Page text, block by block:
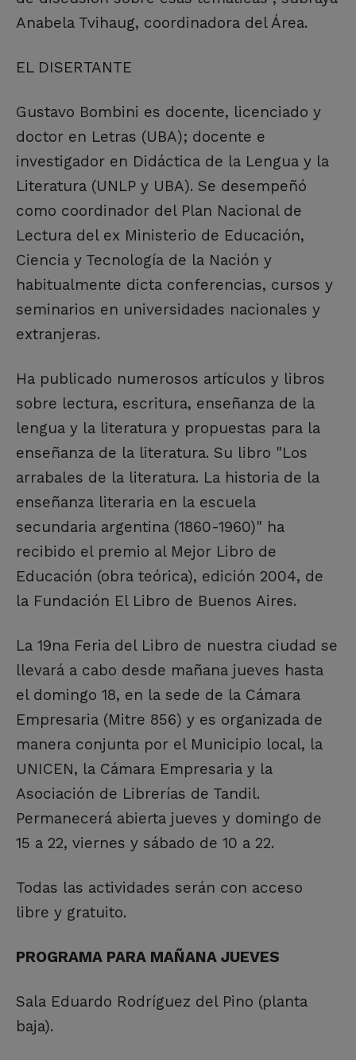
Anabela Tvihaug, coordinadora del Área.
EL DISERTANTE
Gustavo Bombini es docente, licenciado y
doctor en Letras (UBA); docente e
investigador en Didáctica de la Lengua y la
Literatura (UNLP y UBA). Se desempeñó
como coordinador del Plan Nacional de
Lectura del ex Ministerio de Educación,
Ciencia y Tecnología de la Nación y
habitualmente dicta conferencias, cursos y
seminarios en universidades nacionales y
extranjeras.
Ha publicado numerosos artículos y libros
sobre lectura, escritura, enseñanza de la
lengua y la literatura y propuestas para la
enseñanza de la literatura. Su libro "Los
arrabales de la literatura. La historia de la
enseñanza literaria en la escuela
secundaria argentina (1860-1960)" ha
recibido el premio al Mejor Libro de
Educación (obra teórica), edición 2004, de
la Fundación El Libro de Buenos Aires.
La 19na Feria del Libro de nuestra ciudad se
llevará a cabo desde mañana jueves hasta
el domingo 18, en la sede de la Cámara
Empresaria (Mitre 856) y es organizada de
manera conjunta por el Municipio local, la
UNICEN, la Cámara Empresaria y la
Asociación de Librerías de Tandil.
Permanecerá abierta jueves y domingo de
15 a 22, viernes y sábado de 10 a 22.
Todas las actividades serán con acceso
libre y gratuito.
PROGRAMA PARA MAÑANA JUEVES
Sala Eduardo Rodríguez del Pino (planta
baja).